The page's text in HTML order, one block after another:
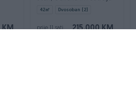
KM
42㎡ Dvosoban (2)
215.000 KM
prije 11 sati